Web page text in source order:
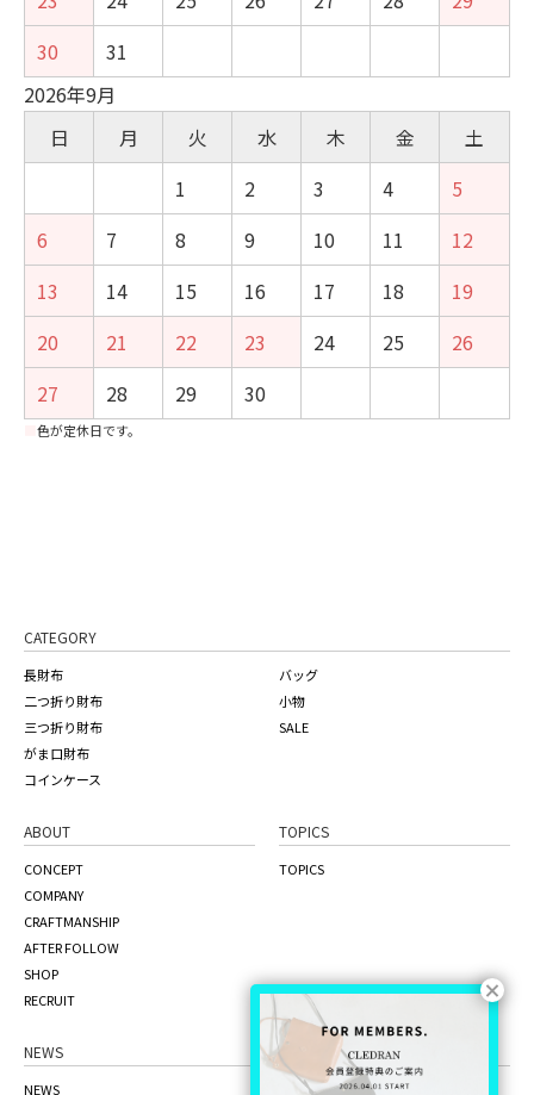
30
31
2026年9月
日
月 火 水 木 金
土
1
2 3 4
5
6
7 8 9 10 11
12
13
14 15 16 17 18
19
20
21 22 23 24 25
26
27
28 29 30
色が定休日です。
CATEGORY
長財布
二つ折り財布
三つ折り財布
がま口財布
コインケース
バッグ
小物
SALE
ABOUT
CONCEPT
COMPANY
CRAFTMANSHIP
AFTER FOLLOW
SHOP
RECRUIT
TOPICS
TOPICS
NEWS
NEWS
ONLINE STORE
the craft factory